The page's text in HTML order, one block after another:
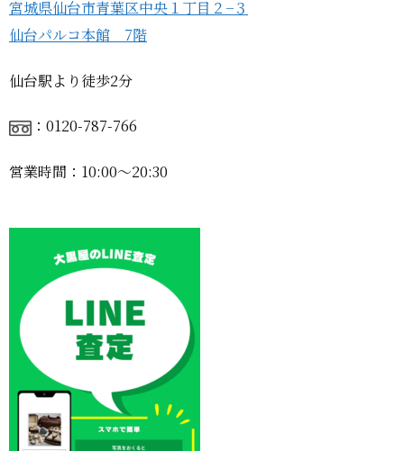
宮城県仙台市青葉区中央１丁目２−３
仙台パルコ本館 7階
仙台駅より徒歩2分
：0120-787-766
営業時間：10:00〜20:30